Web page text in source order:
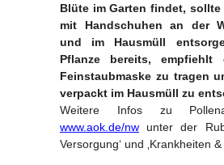
Blüte im Garten findet, sollte
mit Handschuhen an der
und im Hausmüll
Pflanze bereits,
Feinstaubmaske zu tragen
verpackt im Hausmüll zu
Weitere Infos zu
www.aok.de/nw unter der
Versorgung‘ und ‚Krankheiten &